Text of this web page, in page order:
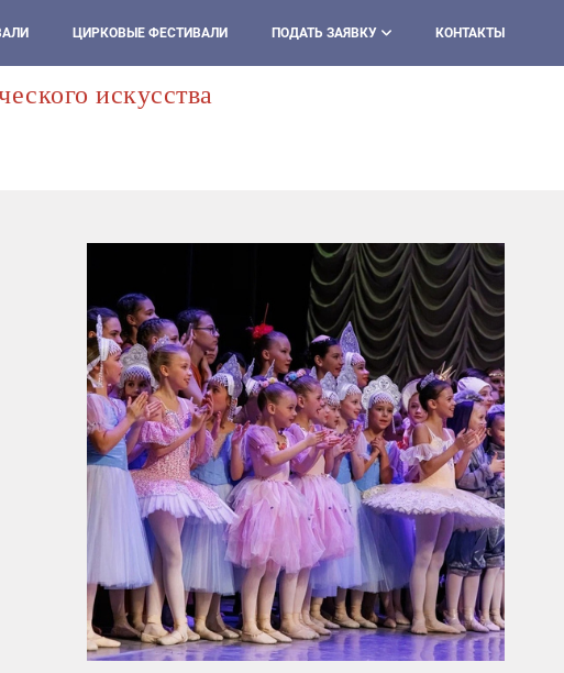
ЦИРКОВЫЕ ФЕСТИВАЛИ ПОДАТЬ ЗАЯВКУ КОНТАКТЫ
искусства